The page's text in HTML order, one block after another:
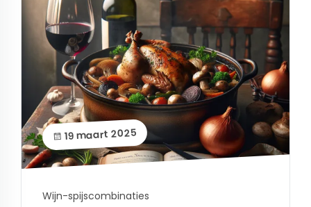
19 maart 2025
Wijn-spijscombinaties